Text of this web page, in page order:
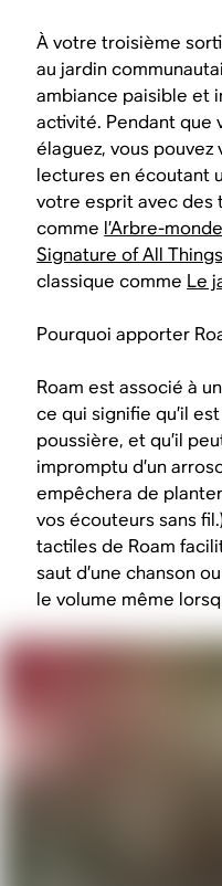
À votre troisième
au jardin
ambiance paisible et
activité. Pendant que
élaguez, vous
lectures en écoutant
votre esprit avec des
comme l’Arbre-monde
Signature of All Things
classique comme Le
Pourquoi apporter
Roam est associé à
ce qui signifie qu’il
poussière, et qu’il
impromptu d’un
empêchera de
vos écouteurs sans
tactiles de Roam
saut d’une chanson
le volume même